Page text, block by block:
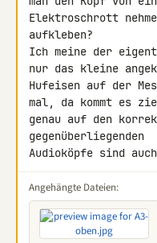
Elektroschrott
aufkleben?
Ich meine der
nur das kleine
Hufeisen auf der
mal, da kommt es
genau auf den
gegenüberliegenden
Audioköpfe sind
Angehängte Dateien: